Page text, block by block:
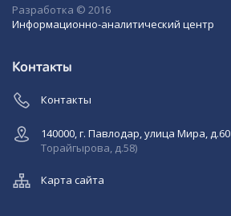
Разработка © 2016
Информационно-аналитический центр
Контакты
Контакты
140000, г. Павлодар, улица Мира, д.60
Торайгырова, д.58)
Карта сайта